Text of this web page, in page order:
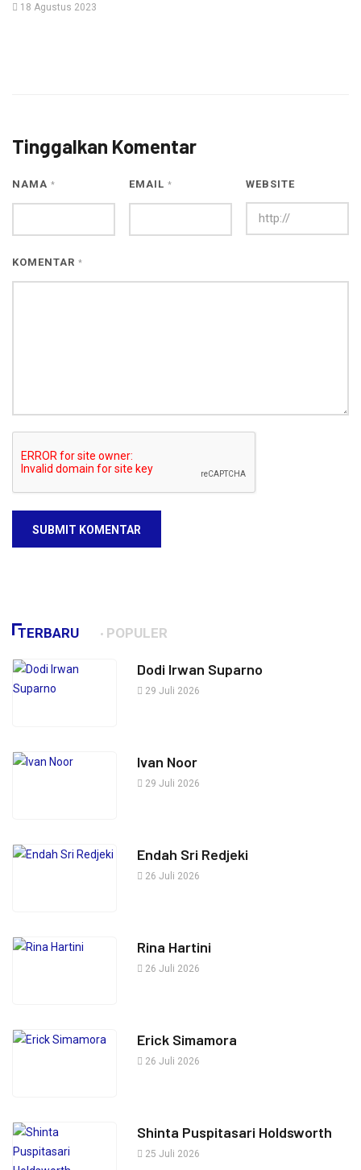
18 Agustus 2023
Tinggalkan Komentar
NAMA * EMAIL * WEBSITE
KOMENTAR *
SUBMIT KOMENTAR
TERBARU POPULER
Dodi Irwan Suparno
29 Juli 2026
Ivan Noor
29 Juli 2026
Endah Sri Redjeki
26 Juli 2026
Rina Hartini
26 Juli 2026
Erick Simamora
26 Juli 2026
Shinta Puspitasari Holdsworth
25 Juli 2026